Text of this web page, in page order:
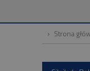
Strona